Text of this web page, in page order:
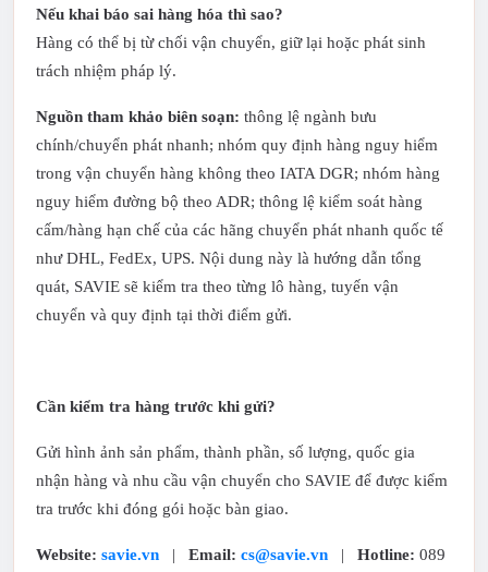
Nếu khai báo sai hàng hóa thì sao?
Hàng có thể bị từ chối vận chuyển, giữ lại hoặc phát sinh
trách nhiệm pháp lý.
Nguồn tham khảo biên soạn: thông lệ ngành bưu
chính/chuyển phát nhanh; nhóm quy định hàng nguy hiểm
trong vận chuyển hàng không theo IATA DGR; nhóm hàng
nguy hiểm đường bộ theo ADR; thông lệ kiểm soát hàng
cấm/hàng hạn chế của các hãng chuyển phát nhanh quốc tế
như DHL, FedEx, UPS. Nội dung này là hướng dẫn tổng
quát, SAVIE sẽ kiểm tra theo từng lô hàng, tuyến vận
chuyển và quy định tại thời điểm gửi.
Cần kiểm tra hàng trước khi gửi?
Gửi hình ảnh sản phẩm, thành phần, số lượng, quốc gia
nhận hàng và nhu cầu vận chuyển cho SAVIE để được kiểm
tra trước khi đóng gói hoặc bàn giao.
Website: savie.vn | Email: cs@savie.vn | Hotline: 089